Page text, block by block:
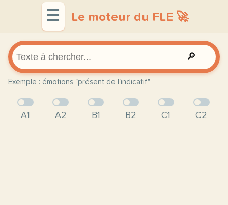
☰ Le moteur du FLE 🚀
🔎
Exemple : émotions "présent de l'indicatif"
A1 A2 B1 B2 C1 C2